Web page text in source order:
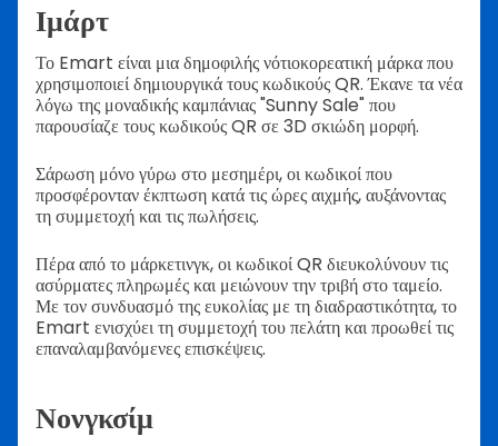
Ιμάρτ
Το Emart είναι μια δημοφιλής νότιοκορεατική μάρκα που
χρησιμοποιεί δημιουργικά τους κωδικούς QR. Έκανε τα νέα
λόγω της μοναδικής καμπάνιας "Sunny Sale" που
παρουσίαζε τους κωδικούς QR σε 3D σκιώδη μορφή.
Σάρωση μόνο γύρω στο μεσημέρι, οι κωδικοί που
προσφέρονταν έκπτωση κατά τις ώρες αιχμής, αυξάνοντας
τη συμμετοχή και τις πωλήσεις.
Πέρα ​​από το μάρκετινγκ, οι κωδικοί QR διευκολύνουν τις
ασύρματες πληρωμές και μειώνουν την τριβή στο ταμείο.
Με τον συνδυασμό της ευκολίας με τη διαδραστικότητα, το
Emart ενισχύει τη συμμετοχή του πελάτη και προωθεί τις
επαναλαμβανόμενες επισκέψεις.
Νονγκσίμ